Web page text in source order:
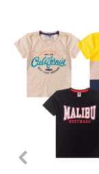
2 3